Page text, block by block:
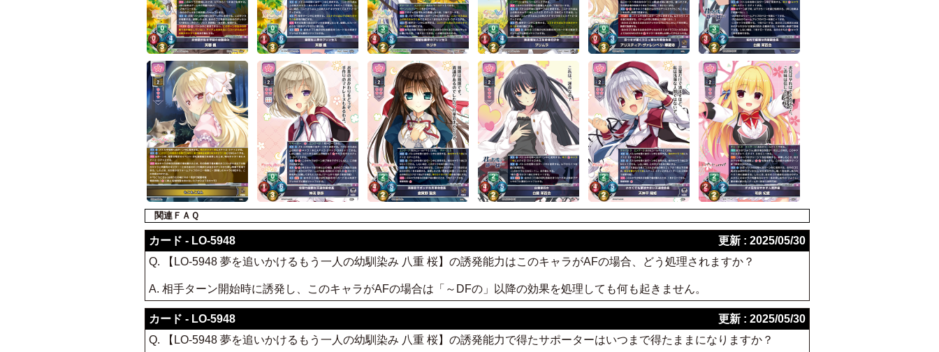
関連ＦＡＱ
カード - LO-5948
更新 : 2025/05/30
Q. 【LO-5948 夢を追いかけるもう一人の幼馴染み 八重 桜】の誘発能力はこのキャラがAFの場合、どう処理されますか？
A. 相手ターン開始時に誘発し、このキャラがAFの場合は「～DFの」以降の効果を処理しても何も起きません。
カード - LO-5948
更新 : 2025/05/30
Q. 【LO-5948 夢を追いかけるもう一人の幼馴染み 八重 桜】の誘発能力で得たサポーターはいつまで得たままになりますか？